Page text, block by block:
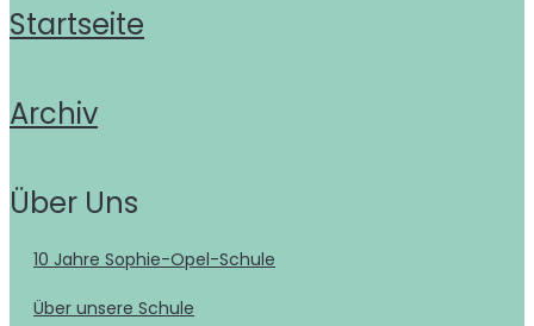
Startseite
Archiv
Über Uns
10 Jahre Sophie-Opel-Schule
Über unsere Schule